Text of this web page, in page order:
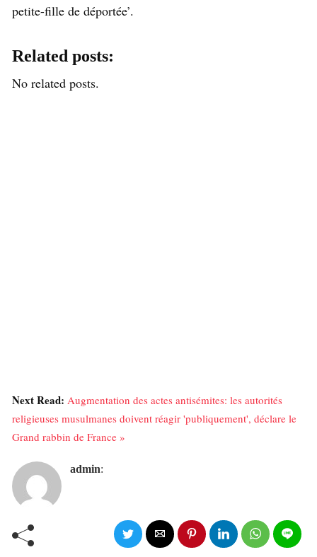
petite-fille de déportée’.
Related posts:
No related posts.
Next Read: Augmentation des actes antisémites: les autorités
religieuses musulmanes doivent réagir 'publiquement', déclare le
Grand rabbin de France »
admin: